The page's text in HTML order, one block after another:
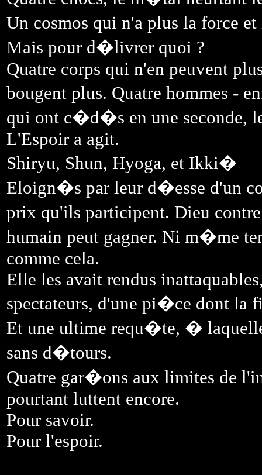
Un cosmos qui n'a plus la force
Mais pour d�livrer quoi ?
Quatre corps qui n'en peuvent
bougent plus. Quatre hommes -
qui ont c�d�s en une seconde,
L'Espoir a agit.
Shiryu, Shun, Hyoga, et Ikki�
Eloign�s par leur d�esse d'un
prix qu'ils participent. Dieu
humain peut gagner. Ni m�me
comme cela.
Elle les avait rendus
spectateurs, d'une pi�ce dont
Et une ultime requ�te, �
sans d�tours.
Quatre gar�ons aux limites de
pourtant luttent encore.
Pour savoir.
Pour l'espoir.